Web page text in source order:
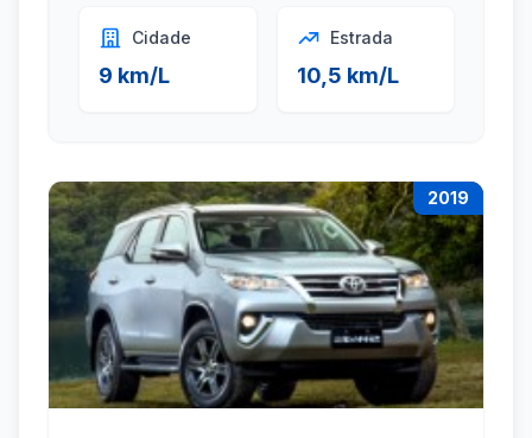
Cidade
9 km/L
Estrada
10,5 km/L
2019